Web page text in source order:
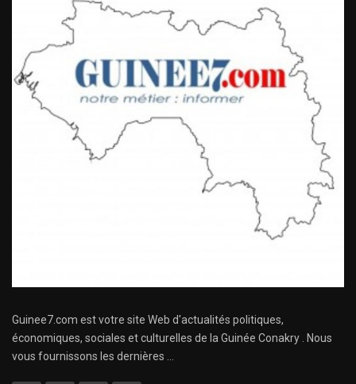
Guinee7.com est votre site Web d'actualités politiques,
économiques, sociales et culturelles de la Guinée Conakry . Nous
vous fournissons les dernières ...